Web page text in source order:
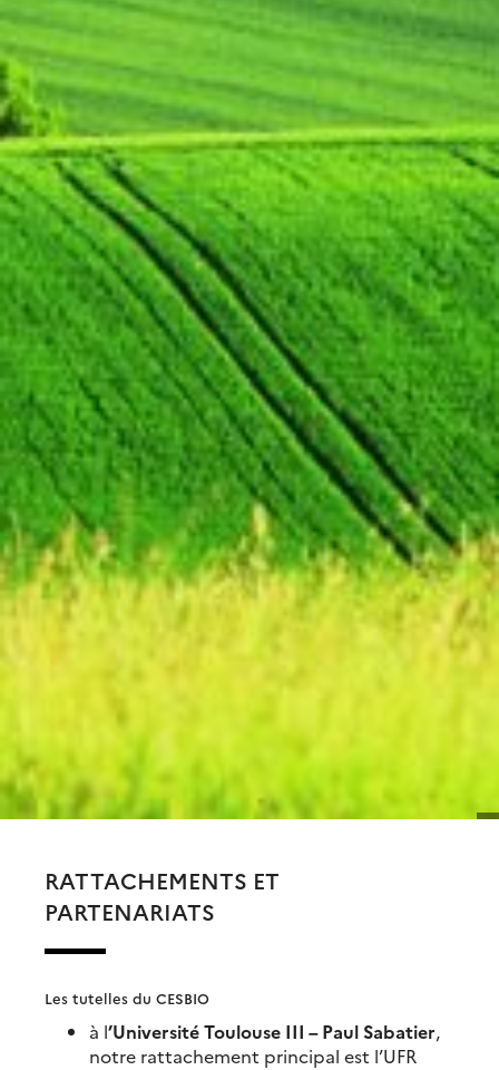
RATTACHEMENTS ET
PARTENARIATS
Les tutelles du CESBIO
à l’Université Toulouse III – Paul Sabatier,
notre rattachement principal est l’UFR